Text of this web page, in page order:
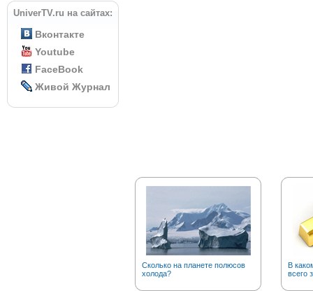
UniverTV.ru на сайтах:
Вконтакте
Youtube
FaceBook
Живой Журнал
Сколько на планете полюсов
холода?
В
всего